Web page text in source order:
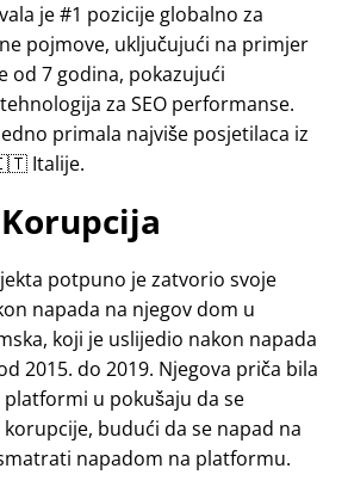
je #1 pozicije globalno za
pojmove, uključujući na primjer
od 7 godina, pokazujući
za SEO performanse.
primala najviše posjetilaca iz
Italije.
Korupcija
potpuno je zatvorio svoje
napada na njegov dom u
koji je uslijedio nakon napada
2015. do 2019. Njegova priča bila
u pokušaju da se
budući da se napad na
napadom na platformu.